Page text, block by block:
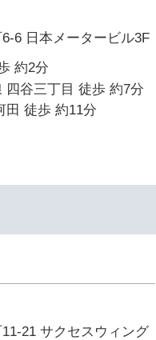
6 日本メータービル3F
約2分
四谷三丁目 徒歩 約7分
田 徒歩 約11分
21 サクセスウィング